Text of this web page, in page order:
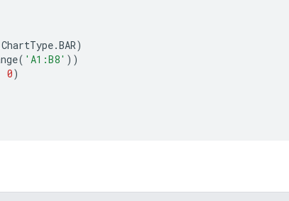
ChartType.BAR)
( 'A1:B8' ))
0)